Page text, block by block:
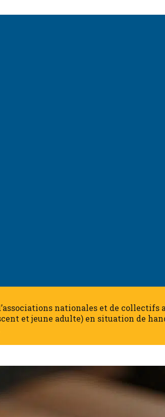
nationales et de
et jeune adulte) en situation de